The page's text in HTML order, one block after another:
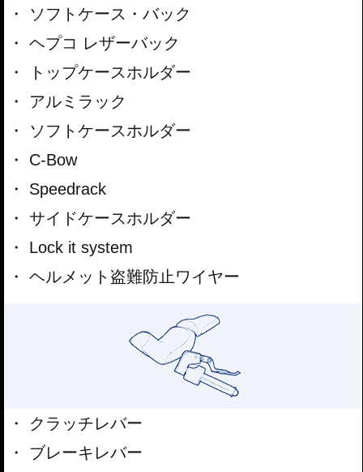
ソフトケース・バック
ヘプコ レザーバック
トップケースホルダー
アルミラック
ソフトケースホルダー
C-Bow
Speedrack
サイドケースホルダー
Lock it system
ヘルメット盗難防止ワイヤー
クラッチレバー
ブレーキレバー